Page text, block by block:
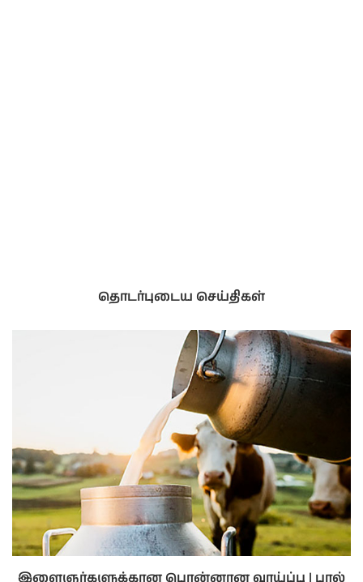
தொடர்புடைய செய்திகள்